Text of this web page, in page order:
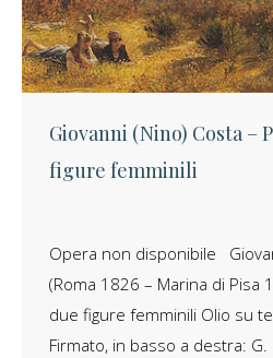
Giovanni (Nino) Costa –
figure femminili
Opera non disponibile
(Roma 1826 – Marina di Pisa
due figure femminili Olio su
Firmato, in basso a destra: